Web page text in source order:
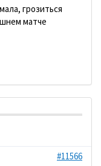
грозиться
матче
#11566